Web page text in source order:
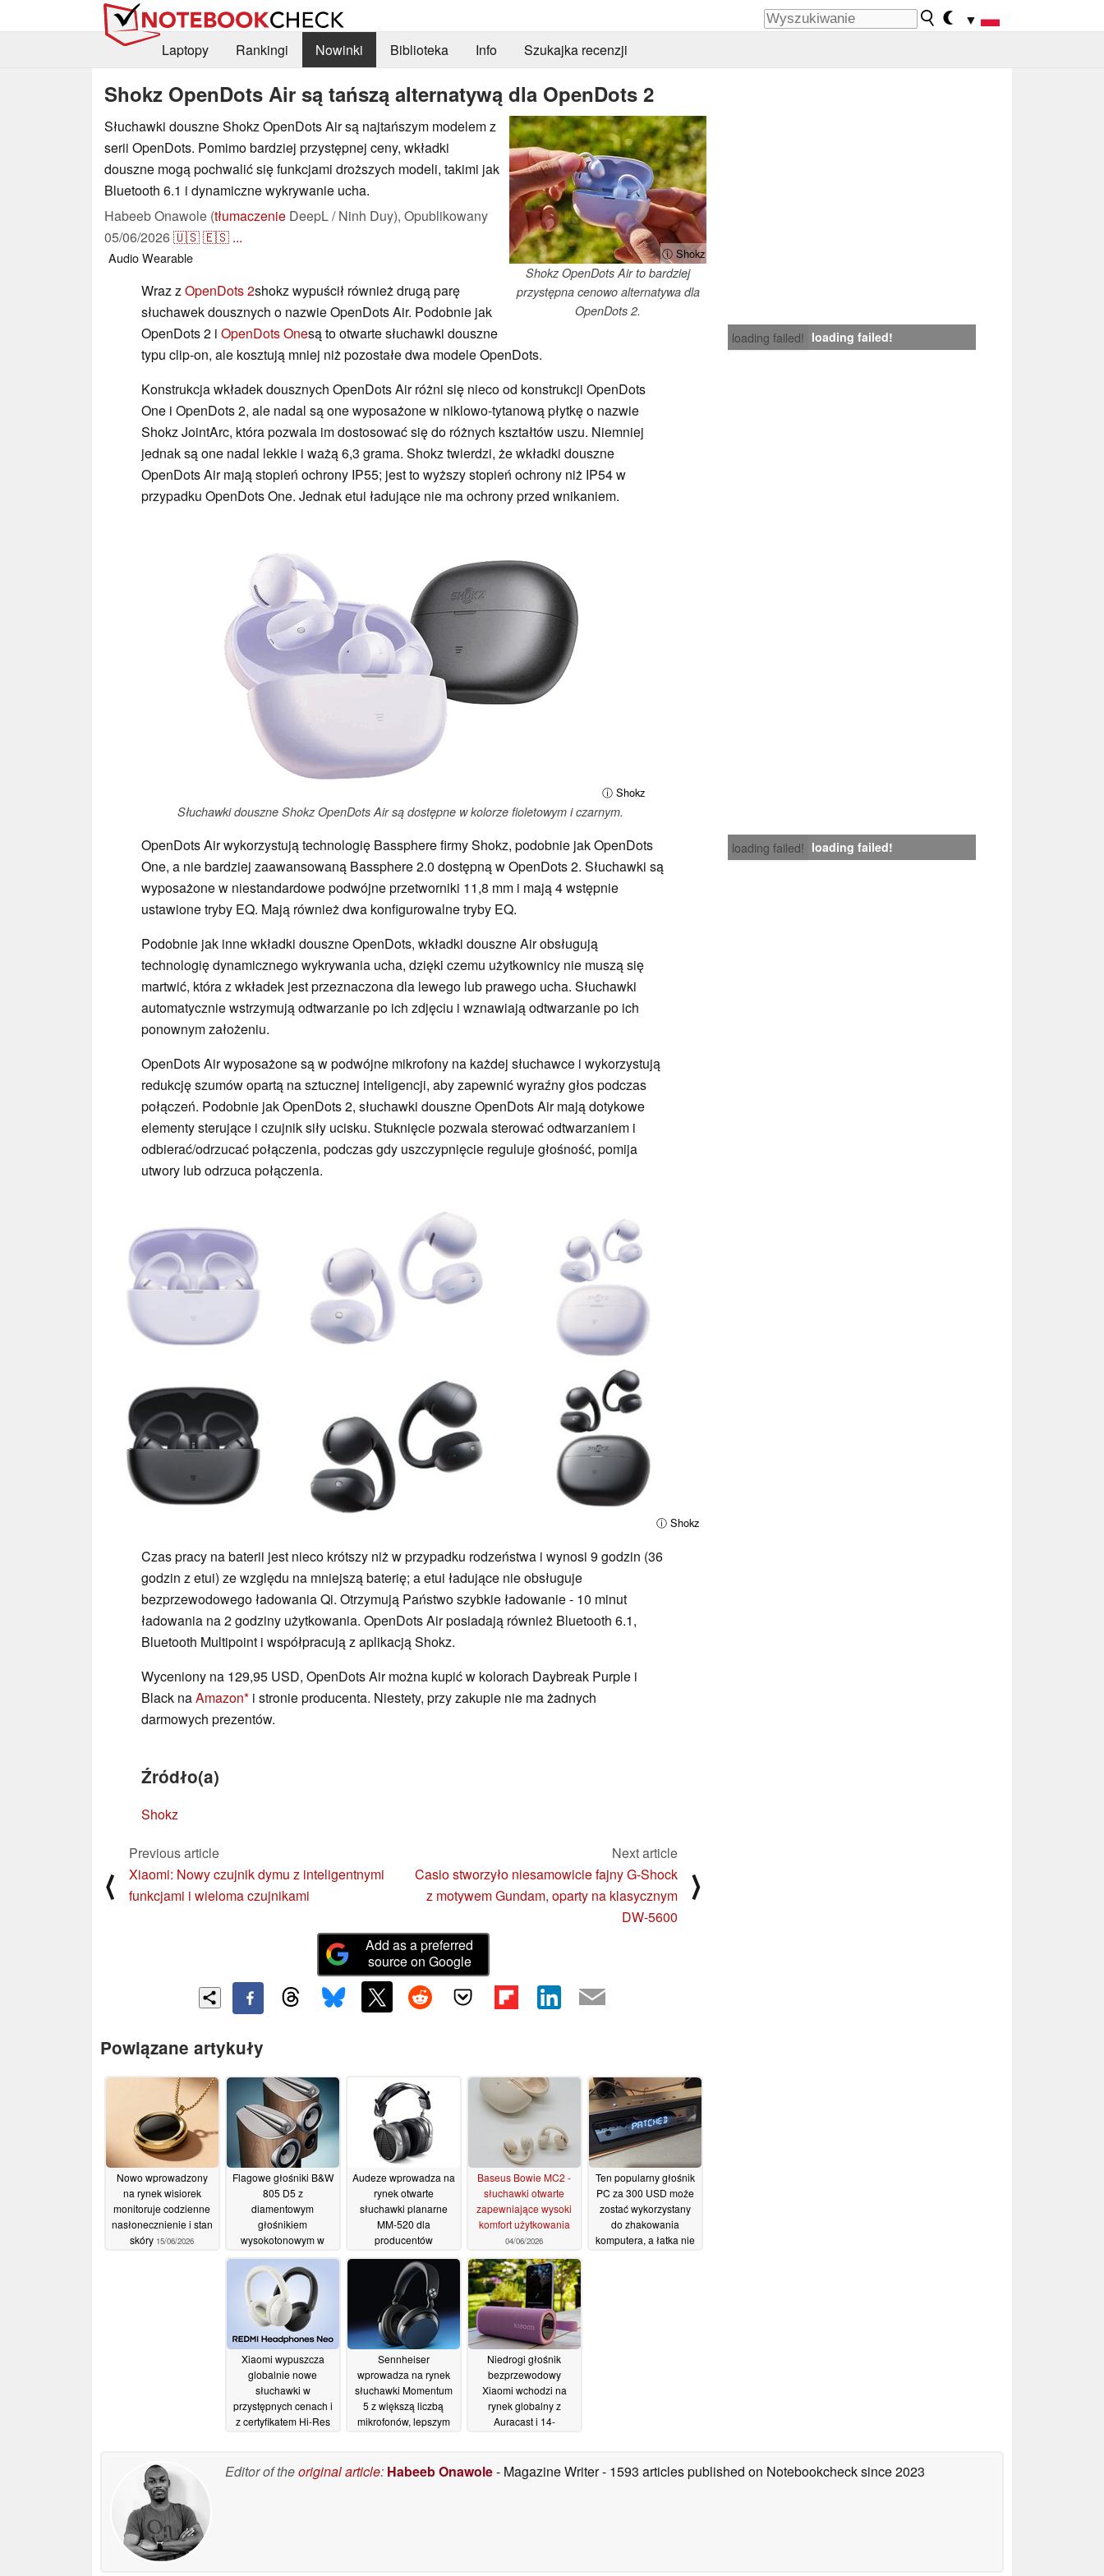
▼
Laptopy
Rankingi Nowinki Biblioteka Info Szukajka recenzji
Shokz OpenDots Air są tańszą alternatywą dla OpenDots 2
ⓘ Shokz
Shokz OpenDots Air to bardziej
przystępna cenowo alternatywa dla
OpenDots 2.
Słuchawki douszne Shokz OpenDots Air są najtańszym modelem z
serii OpenDots. Pomimo bardziej przystępnej ceny, wkładki
douszne mogą pochwalić się funkcjami droższych modeli, takimi jak
Bluetooth 6.1 i dynamiczne wykrywanie ucha.
Habeeb Onawole (tłumaczenie DeepL / Ninh Duy), Opublikowany
05/06/2026🇺🇸🇪🇸 ...
AudioWearable
loading failed! loading failed!
Wraz zOpenDots 2shokz wypuścił również drugą parę
słuchawek dousznych o nazwie OpenDots Air. Podobnie jak
OpenDots 2 i OpenDots Onesą to otwarte słuchawki douszne
typu clip-on, ale kosztują mniej niż pozostałe dwa modele OpenDots.
Konstrukcja wkładek dousznych OpenDots Air różni się nieco od konstrukcji OpenDots
One i OpenDots 2, ale nadal są one wyposażone w niklowo-tytanową płytkę o nazwie
Shokz JointArc, która pozwala im dostosować się do różnych kształtów uszu. Niemniej
jednak są one nadal lekkie i ważą 6,3 grama. Shokz twierdzi, że wkładki douszne
OpenDots Air mają stopień ochrony IP55; jest to wyższy stopień ochrony niż IP54 w
przypadku OpenDots One. Jednak etui ładujące nie ma ochrony przed wnikaniem.
ⓘ Shokz
Słuchawki douszne Shokz OpenDots Air są dostępne w kolorze fioletowym i czarnym.
loading failed! loading failed!
OpenDots Air wykorzystują technologię Bassphere firmy Shokz, podobnie jak OpenDots
One, a nie bardziej zaawansowaną Bassphere 2.0 dostępną w OpenDots 2. Słuchawki są
wyposażone w niestandardowe podwójne przetworniki 11,8 mm i mają 4 wstępnie
ustawione tryby EQ. Mają również dwa konfigurowalne tryby EQ.
Podobnie jak inne wkładki douszne OpenDots, wkładki douszne Air obsługują
technologię dynamicznego wykrywania ucha, dzięki czemu użytkownicy nie muszą się
martwić, która z wkładek jest przeznaczona dla lewego lub prawego ucha. Słuchawki
automatycznie wstrzymują odtwarzanie po ich zdjęciu i wznawiają odtwarzanie po ich
ponownym założeniu.
OpenDots Air wyposażone są w podwójne mikrofony na każdej słuchawce i wykorzystują
redukcję szumów opartą na sztucznej inteligencji, aby zapewnić wyraźny głos podczas
połączeń. Podobnie jak OpenDots 2, słuchawki douszne OpenDots Air mają dotykowe
elementy sterujące i czujnik siły ucisku. Stuknięcie pozwala sterować odtwarzaniem i
odbierać/odrzucać połączenia, podczas gdy uszczypnięcie reguluje głośność, pomija
utwory lub odrzuca połączenia.
ⓘ Shokz
Czas pracy na baterii jest nieco krótszy niż w przypadku rodzeństwa i wynosi 9 godzin (36
godzin z etui) ze względu na mniejszą baterię; a etui ładujące nie obsługuje
bezprzewodowego ładowania Qi. Otrzymują Państwo szybkie ładowanie - 10 minut
ładowania na 2 godziny użytkowania. OpenDots Air posiadają również Bluetooth 6.1,
Bluetooth Multipoint i współpracują z aplikacją Shokz.
Wyceniony na 129,95 USD, OpenDots Air można kupić w kolorach Daybreak Purple i
Black naAmazon i stronie producenta. Niestety, przy zakupie nie ma żadnych
darmowych prezentów.
Źródło(a)
Shokz
⟨
Previous article
Xiaomi: Nowy czujnik dymu z inteligentnymi
funkcjami i wieloma czujnikami
Next article
Casio stworzyło niesamowicie fajny G-Shock
z motywem Gundam, oparty na klasycznym
DW-5600
⟩
Add as a preferred
source on Google
Powiązane artykuły
Nowo wprowadzony
na rynek wisiorek
monitoruje codzienne
nasłonecznienie i stan
skóry 15/06/2026
Flagowe głośniki B&W
805 D5 z
diamentowym
głośnikiem
wysokotonowym w
04/06/2026
Audeze wprowadza na
rynek otwarte
słuchawki planarne
MM-520 dla
producentów
04/06/2026
Baseus Bowie MC2 -
słuchawki otwarte
zapewniające wysoki
komfort użytkowania
04/06/2026
Ten popularny głośnik
PC za 300 USD może
zostać wykorzystany
do zhakowania
komputera, a łatka nie
Xiaomi wypuszcza
globalnie nowe
słuchawki w
przystępnych cenach i
z certyfikatem Hi-Res
Sennheiser
wprowadza na rynek
słuchawki Momentum
5 z większą liczbą
mikrofonów, lepszym
Niedrogi głośnik
bezprzewodowy
Xiaomi wchodzi na
rynek globalny z
Auracast i 14-
25/05/2026
Editor of theoriginal article: Habeeb Onawole- Magazine Writer- 1593 articles published on Notebookchecksince 2023